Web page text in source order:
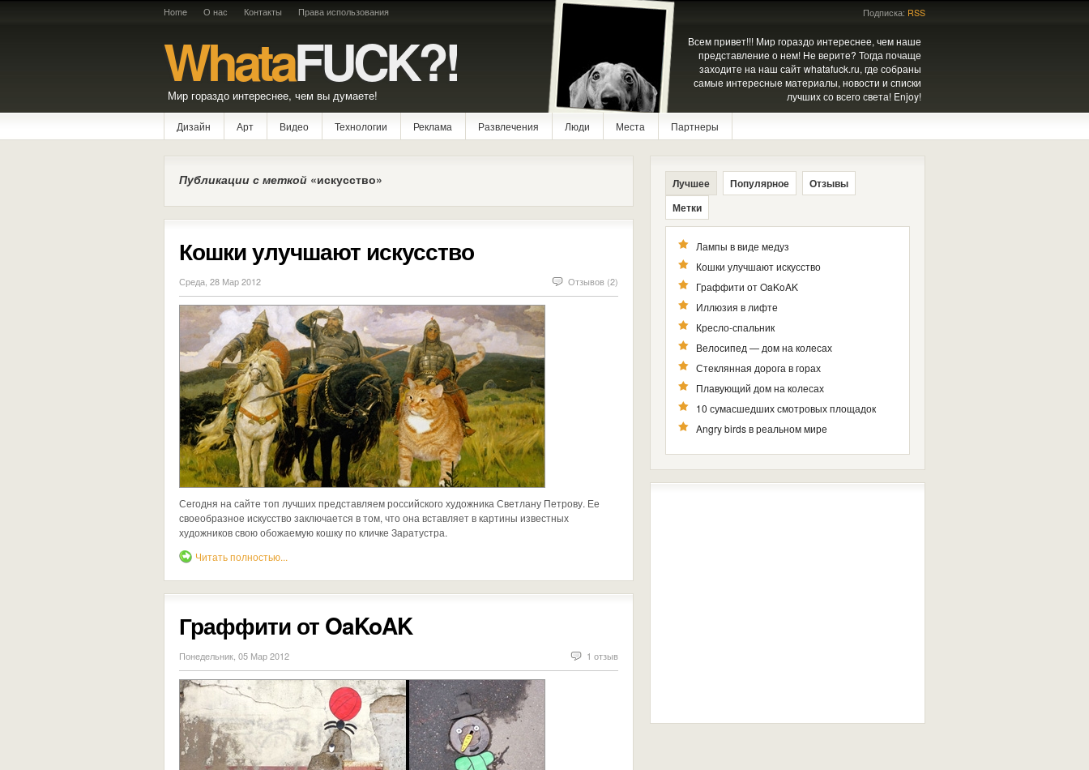
Home О нас Контакты Права использования
WhataFUCK?!
Мир гораздо интереснее, чем вы думаете!
Подписка: RSS
Всем привет!!! Мир гораздо интереснее, чем наше
представление о нем! Не верите? Тогда почаще
заходите на наш сайт whatafuck.ru, где собраны
самые интересные материалы, новости и списки
лучших со всего света! Enjoy!
Дизайн Арт Видео Технологии Реклама Развлечения Люди Места Партнеры
Публикации с меткой «искусство»
Кошки улучшают искусство
Среда, 28 Мар 2012 Отзывов (2)
Сегодня на сайте топ лучших представляем российского художника Светлану Петрову. Ее
своеобразное искусство заключается в том, что она вставляет в картины известных
художников свою обожаемую кошку по кличке Заратустра.
Читать полностью...
Граффити от OaKoAK
Понедельник, 05 Мар 2012 1 отзыв
Лучшее Популярное
Отзывы
Метки
Лампы в виде медуз
Кошки улучшают искусство
Граффити от OaKoAK
Иллюзия в лифте
Кресло-спальник
Велосипед — дом на колесах
Стеклянная дорога в горах
Плавующий дом на колесах
10 сумасшедших смотровых площадок
Angry birds в реальном мире